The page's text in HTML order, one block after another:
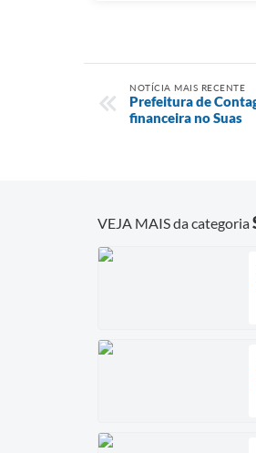
NOTÍCIA MAIS RECENTE
Prefeitura de
financeira no Suas
VEJA MAIS da categoria